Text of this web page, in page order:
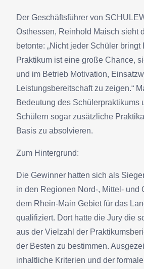
Der Geschäftsführer von
Osthessen, Reinhold Maisch sieht
betonte: „Nicht jeder Schüler bringt
Praktikum ist eine große Chance,
und im Betrieb Motivation,
Leistungsbereitschaft zu zeigen.“
Bedeutung des Schülerpraktikums
Schülern sogar zusätzliche
Basis zu absolvieren.
Zum Hintergrund:
Die Gewinner hatten sich als
in den Regionen Nord-, Mittel- und
dem Rhein-Main Gebiet für das
qualifiziert. Dort hatte die Jury die
aus der Vielzahl der
der Besten zu bestimmen.
inhaltliche Kriterien und der